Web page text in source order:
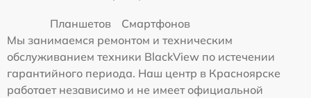
Планшетов
Смартфонов
Мы занимаемся ремонтом и техническим
обслуживанием техники BlackView по истечении
гарантийного периода. Наш центр в Красноярске
работает независимо и не имеет официальной